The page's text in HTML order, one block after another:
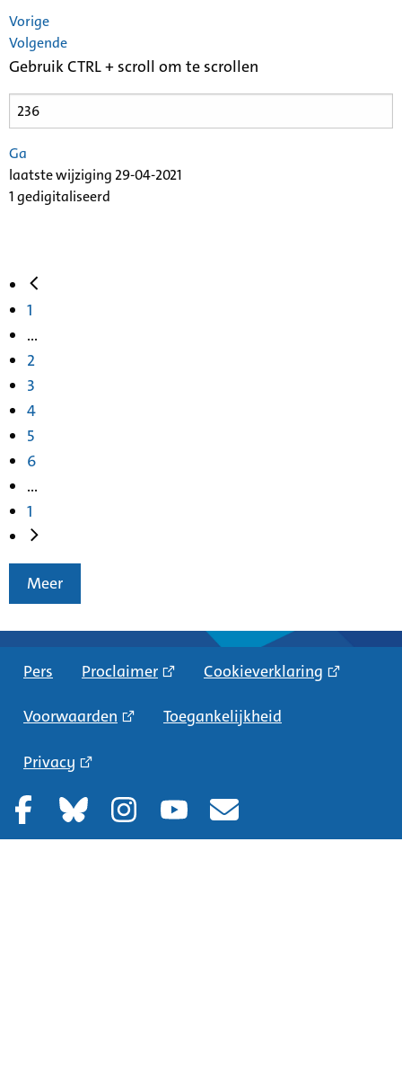
Vorige
Volgende
Gebruik CTRL + scroll om te scrollen
Ga
laatste wijziging 29-04-2021
1 gedigitaliseerd
1
...
2
3
4
5
6
...
1
Meer
Pers Proclaimer Cookieverklaring
Voorwaarden Toegankelijkheid
Privacy